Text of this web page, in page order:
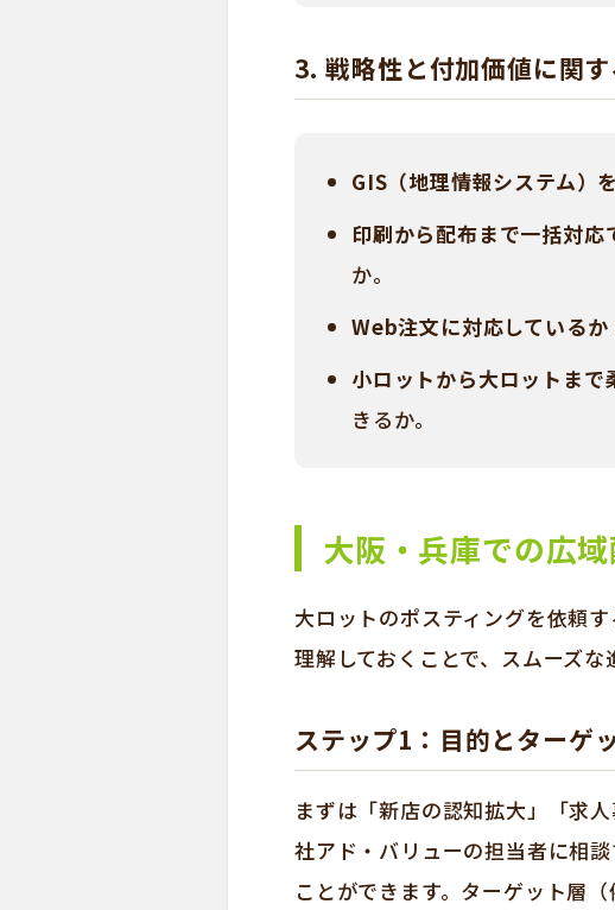
3. 戦略性と付加価値に関
GIS（地理情報システム）
印刷から配布まで一括対応
か。
Web注文に対応しているか
小ロットから大ロットまで
きるか。
大阪・兵庫での広
大ロットのポスティングを依頼
理解しておくことで、スムーズな
ステップ1：目的とターゲ
まずは「新店の認知拡大」「求
社アド・バリューの担当者に相
ことができます。ターゲット層